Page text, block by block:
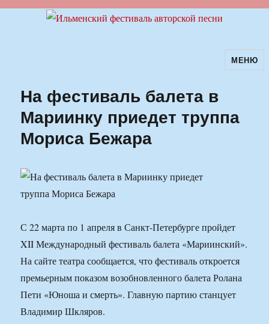
Ильменский фестиваль авторскойМЕНЮ
На фестиваль балета в
Мариинку приедет труппа
Мориса Бежара
С 22 марта по 1 апреля в Санкт-Петербурге пройдет
XII Международный фестиваль балета «Мариинский».
На сайте театра сообщается, что фестиваль откроется
премьерным показом возобновленного балета Ролана
Пети «Юноша и смерть». Главную партию станцует
Владимир Шкляров.